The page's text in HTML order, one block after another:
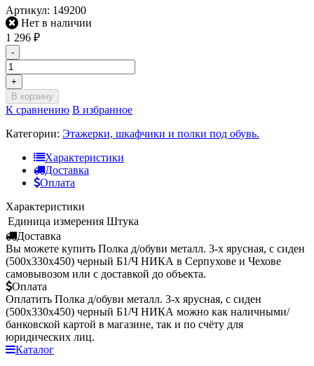
Артикул: 149200
Нет в наличии
1 296 ₽
-
+
В корзину
К сравнению В избранное
Категории: Этажерки, шкафчики и полки под обувь.
Характеристики
Доставка
Оплата
Характеристики
Единица измерения Штука
Доставка
Вы можете купить Полка д/обуви металл. 3-х ярусная, с сиден
(500х330х450) черный Б1/Ч НИКА в Серпухове и Чехове
самовывозом или с доставкой до объекта.
Оплата
Оплатить Полка д/обуви металл. 3-х ярусная, с сиден
(500х330х450) черный Б1/Ч НИКА можно как наличными/
банковской картой в магазине, так и по счёту для
юридических лиц.
Каталог